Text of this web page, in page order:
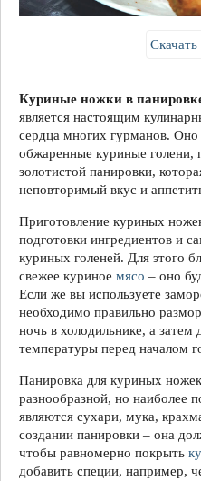
Скачать
Куриные ножки в
является настоящим
сердца многих гурманов. Оно
обжаренные куриные
золотистой панировки,
неповторимый вкус и
Приготовление куриных
подготовки ингредиентов и
куриных голеней. Для этого
свежее куриное мясо – оно
Если же вы используете
необходимо правильно
ночь в холодильнике, а затем
температуры перед началом
Панировка для куриных
разнообразной, но наиболее
являются сухари, мука,
создании панировки – она
чтобы равномерно покрыть
добавить специи, например,